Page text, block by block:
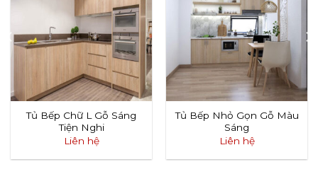
Tủ Bếp Chữ L Gỗ Sáng
Tiện Nghi
Liên hệ
Tủ Bếp Nhỏ Gọn Gỗ Màu
Sáng
Liên hệ